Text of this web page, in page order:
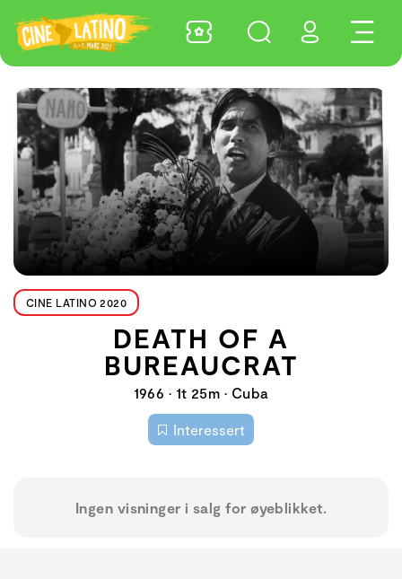
CINE LATINO 2020
DEATH OF A
BUREAUCRAT
1966 • 1t 25m • Cuba
Interessert
Ingen visninger i salg for øyeblikket.